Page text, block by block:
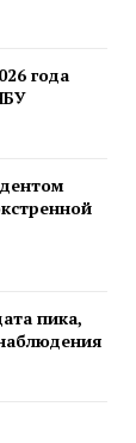
года
пика,